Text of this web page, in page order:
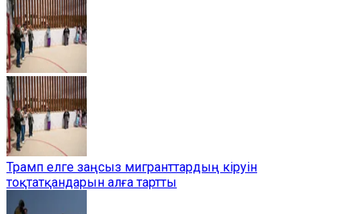
Трамп елге заңсыз мигранттардың кіруін
тоқтатқандарын алға тартты